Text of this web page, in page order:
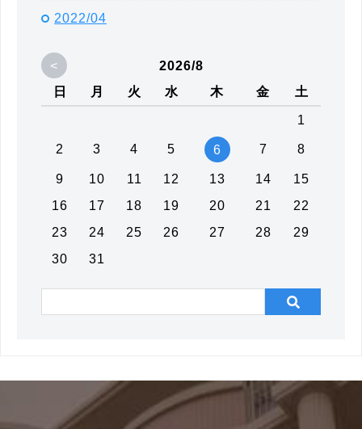
2022/04
<
2026/8
日
月 火 水 木 金 土
1
2 3 4 5 6 7 8
9 10 11 12 13 14
15
16
17 18 19 20 21
22
23
24 25 26 27 28
29
30
31